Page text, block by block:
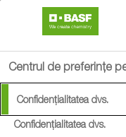
Centrul de preferințe
Confidențialitatea dvs.
Confidențialitatea dvs.